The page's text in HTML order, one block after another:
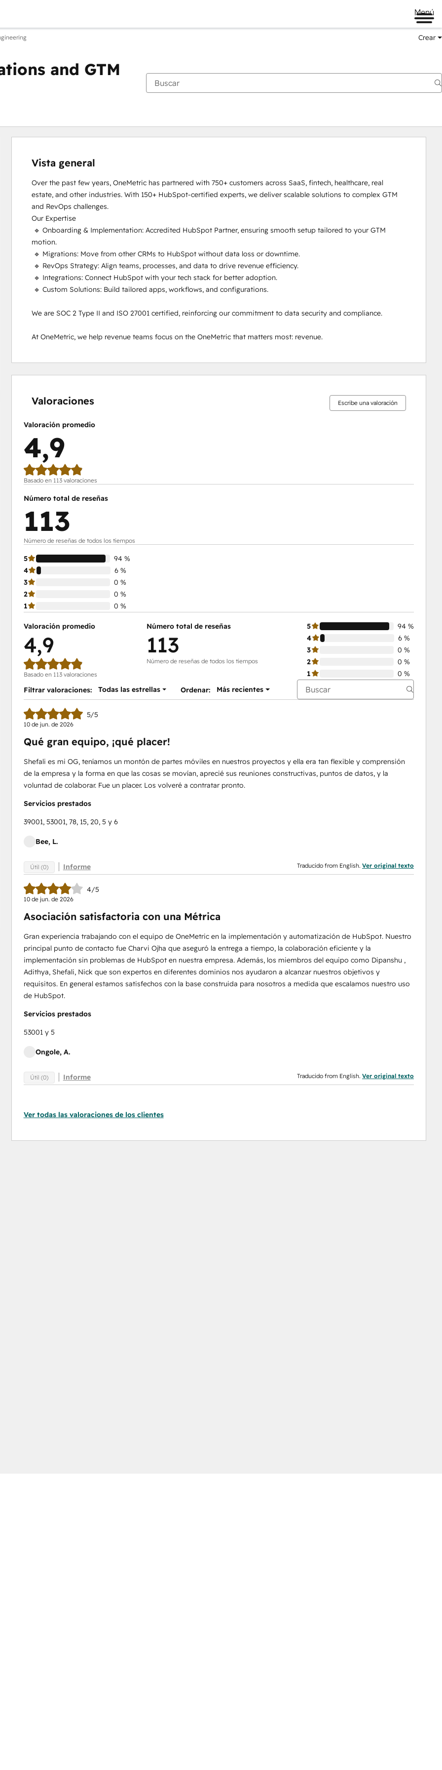
Menú
Crear
and GTM
Vista general
Over the past few years, OneMetric has partnered with 750+ customers across SaaS, fintech, healthcare, real
estate, and other industries. With 150+ HubSpot-certified experts, we deliver scalable solutions to complex GTM
and RevOps challenges.
Our Expertise
motion.
We are SOC 2 Type II and ISO 27001 certified, reinforcing our commitment to data security and compliance.
At OneMetric, we help revenue teams focus on the OneMetric that matters most: revenue.
Valoraciones Escribe una valoración
Valoración promedio
4,9
Basado en 113 valoraciones
Número total de reseñas
113
Número de reseñas de todos los tiempos
5
94 %
4
6 %
3
0 %
2
0 %
1
0 %
Valoración promedio
4,9
Basado en 113 valoraciones
Número total de reseñas
113
Número de reseñas de todos los tiempos
5
94 %
4
6 %
3
0 %
2
0 %
1
0 %
Filtrar valoraciones:
Todas las estrellas Ordenar: Más recientes
5/5
10 de jun. de 2026
Qué gran equipo, ¡qué placer!
Shefali es mi OG, teníamos un montón de partes móviles en nuestros proyectos y ella era tan flexible y comprensión
de la empresa y la forma en que las cosas se movían, aprecié sus reuniones constructivas, puntos de datos, y la
voluntad de colaborar. Fue un placer. Los volveré a contratar pronto.
Servicios prestados
39001, 53001, 78, 15, 20, 5 y 6
Bee, L.
Útil (0) Informe Traducido from English. Ver original texto
4/5
10 de jun. de 2026
Asociación satisfactoria con una Métrica
Gran experiencia trabajando con el equipo de OneMetric en la implementación y automatización de HubSpot. Nuestro
principal punto de contacto fue Charvi Ojha que aseguró la entrega a tiempo, la colaboración eficiente y la
implementación sin problemas de HubSpot en nuestra empresa. Además, los miembros del equipo como Dipanshu ,
Adithya, Shefali, Nick que son expertos en diferentes dominios nos ayudaron a alcanzar nuestros objetivos y
requisitos. En general estamos satisfechos con la base construida para nosotros a medida que escalamos nuestro uso
de HubSpot.
Servicios prestados
53001 y 5
Ongole, A.
Útil (0) Informe Traducido from English. Ver original texto
Ver todas las valoraciones de los clientes